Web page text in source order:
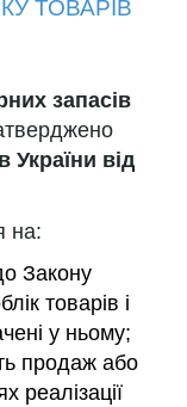
ТОВАРІВ
запасів
України від
на:
Закону
товарів і
у ньому;
продаж або
реалізації